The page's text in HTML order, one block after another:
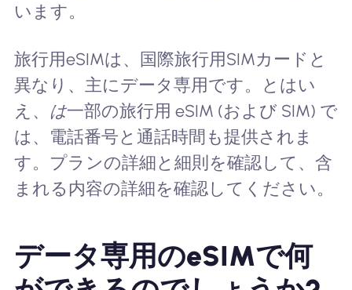
います。
旅行用eSIMは、国際旅行用SIMカードと
異なり、主にデータ専用です。とはい
え、 は一部の旅行用 eSIM (および SIM) で
は、電話番号と通話時間も提供されま
す。プランの詳細と細則を確認して、含
まれる内容の詳細を確認してください。
データ専用のeSIMで何